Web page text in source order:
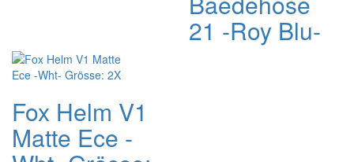
21 -Roy Blu-
Fox Helm V1
Matte Ece -